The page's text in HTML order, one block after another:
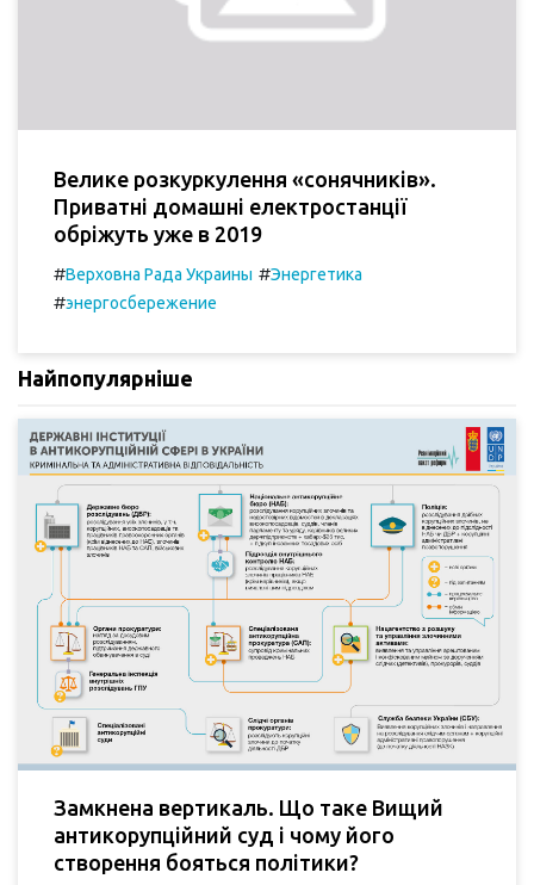
Велике розкуркулення «сонячників».
Приватні домашні електростанції
обріжуть уже в 2019
#Верховна Рада Украины #Энергетика
#энергосбережение
Найпопулярніше
Замкнена вертикаль. Що таке Вищий
антикорупційний суд і чому його
створення бояться політики?